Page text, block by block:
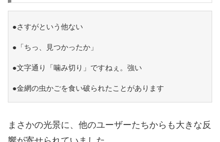
●さすがという他ない
●「ちっ、見つかったか」
●文字通り「噛み切り」ですねぇ。強い
●金網の虫かごを食い破られたことがあります
まさかの光景に、他のユーザーたちからも大きな反